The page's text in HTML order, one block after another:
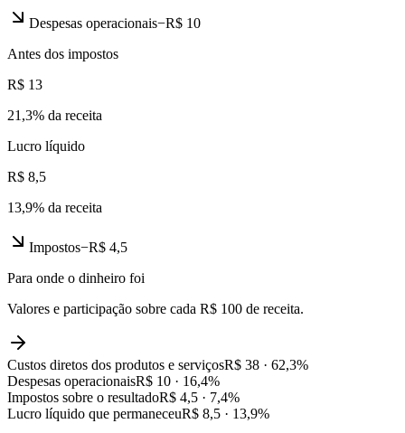
Despesas operacionais−R$ 10
Antes dos impostos
R$ 13
21,3% da receita
Lucro líquido
R$ 8,5
13,9% da receita
Impostos−R$ 4,5
Para onde o dinheiro foi
Valores e participação sobre cada R$ 100 de receita.
Custos diretos dos produtos e serviçosR$ 38 · 62,3%
Despesas operacionaisR$ 10 · 16,4%
Impostos sobre o resultadoR$ 4,5 · 7,4%
Lucro líquido que permaneceuR$ 8,5 · 13,9%